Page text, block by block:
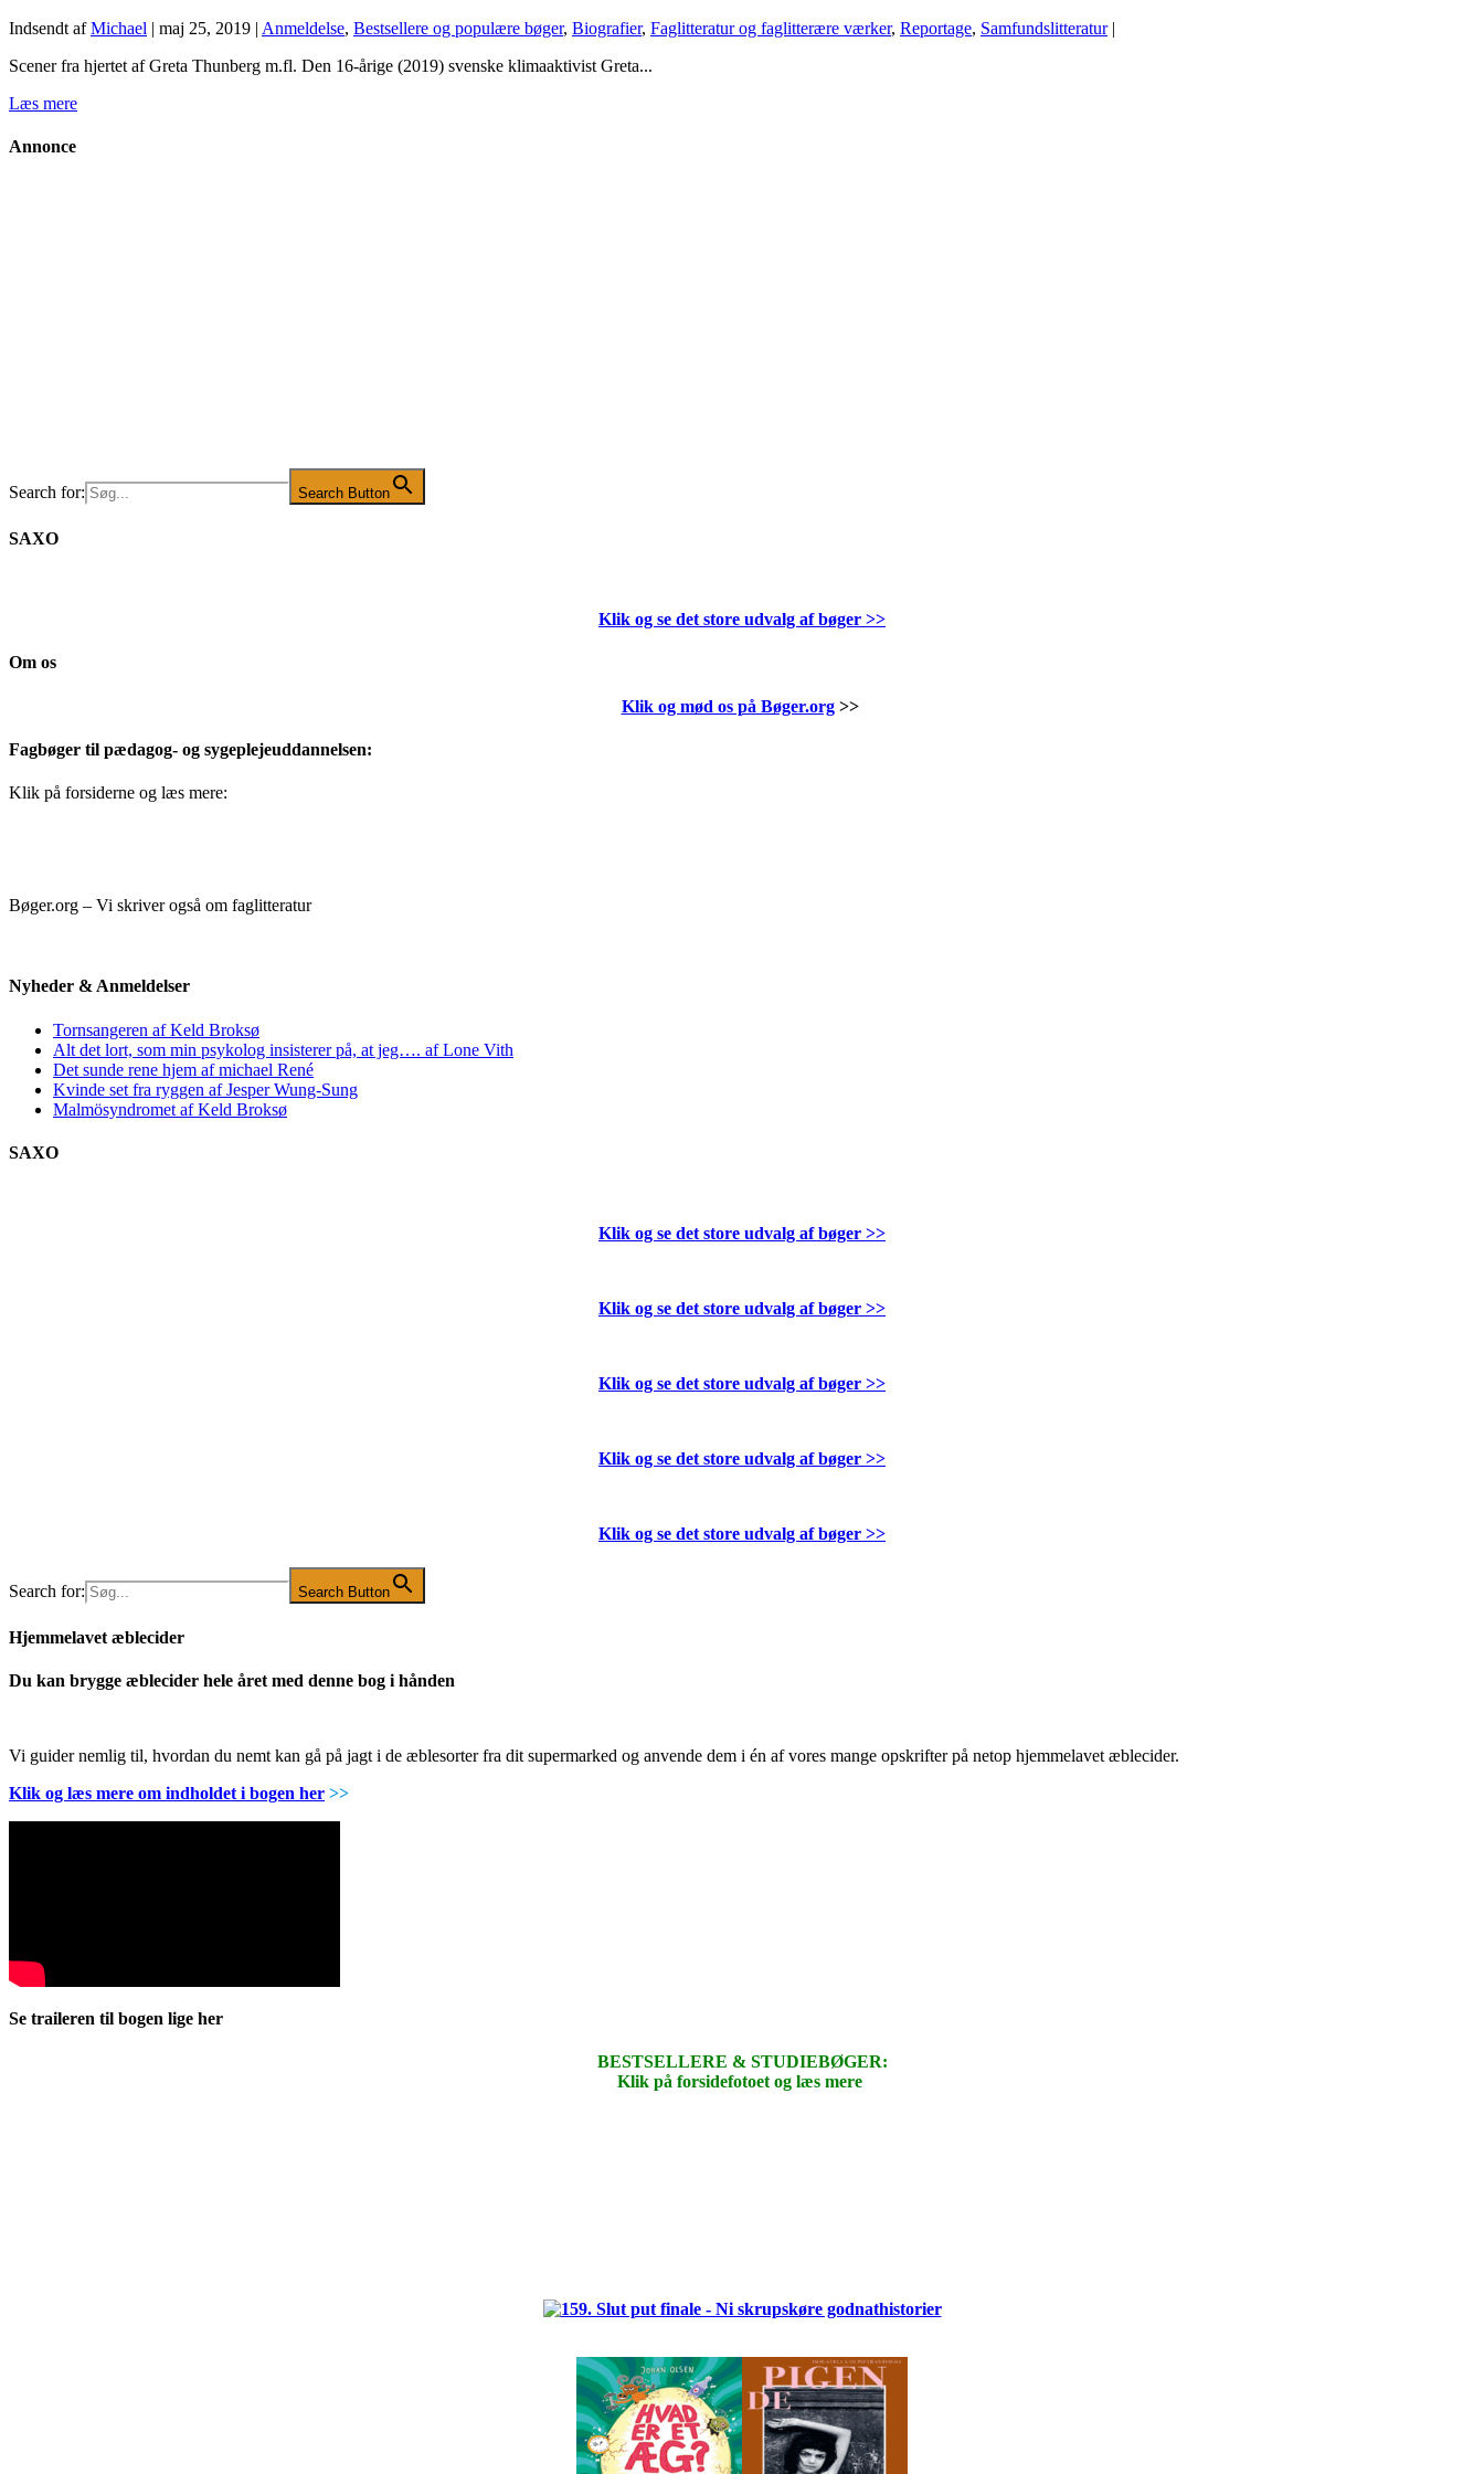
Indsendt afMichael | maj 25, 2019 | Anmeldelse, Bestsellere og populære bøger, Biografier, Faglitteratur og faglitterære værker, Reportage, Samfundslitteratur|
Scener fra hjertet af Greta Thunberg m.fl. Den 16-årige (2019) svenske klimaaktivist Greta...
Læs mere
Annonce
Search for: Search Button
SAXO
Klik og se det store udvalg af bøger >>
Om os
Klik og mød os på Bøger.org>>
Fagbøger til pædagog- og sygeplejeuddannelsen:
Klik på forsiderne og læs mere:
Bøger.org – Vi skriver også om faglitteratur
Nyheder & Anmeldelser
Tornsangeren af Keld Broksø
Alt det lort, som min psykolog insisterer på, at jeg…. af Lone Vith
Det sunde rene hjem af michael René
Kvinde set fra ryggen af Jesper Wung-Sung
Malmösyndromet af Keld Broksø
SAXO
Klik og se det store udvalg af bøger >>
Klik og se det store udvalg af bøger >>
Klik og se det store udvalg af bøger >>
Klik og se det store udvalg af bøger >>
Klik og se det store udvalg af bøger >>
Search for: Search Button
Hjemmelavet æblecider
Du kan brygge æblecider hele året med denne bog i hånden
Vi guider nemlig til, hvordan du nemt kan gå på jagt i de æblesorter fra dit supermarked og anvende dem i én af vores mange opskrifter på netop hjemmelavet æblecider.
Klik og læs mere om indholdet i bogen her >>
Se traileren til bogen lige her
BESTSELLERE & STUDIEBØGER:
Klik på forsidefotoet og læs mere